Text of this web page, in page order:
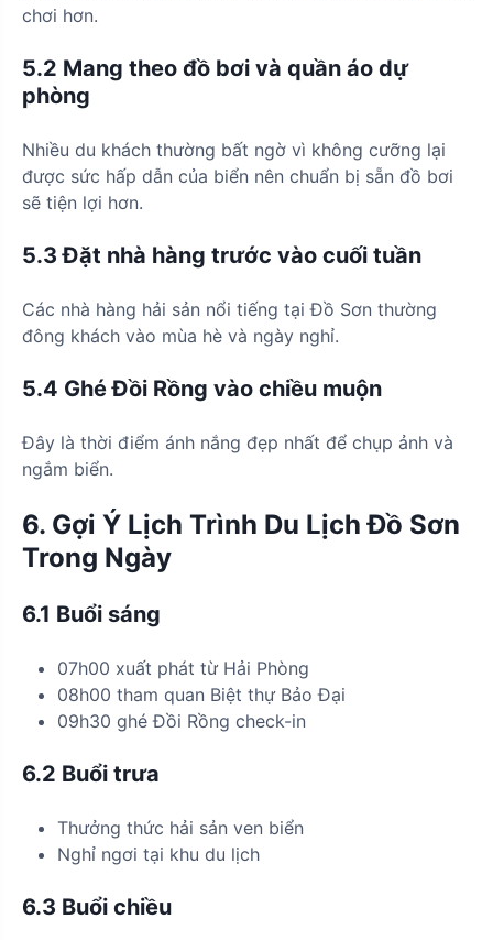
chơi hơn.
5.2 Mang theo đồ bơi và quần áo dự
phòng
Nhiều du khách thường bất ngờ vì không cưỡng lại
được sức hấp dẫn của biển nên chuẩn bị sẵn đồ bơi
sẽ tiện lợi hơn.
5.3 Đặt nhà hàng trước vào cuối tuần
Các nhà hàng hải sản nổi tiếng tại Đồ Sơn thường
đông khách vào mùa hè và ngày nghỉ.
5.4 Ghé Đồi Rồng vào chiều muộn
Đây là thời điểm ánh nắng đẹp nhất để chụp ảnh và
ngắm biển.
6. Gợi Ý Lịch Trình Du Lịch Đồ Sơn
Trong Ngày
6.1 Buổi sáng
07h00 xuất phát từ Hải Phòng
08h00 tham quan Biệt thự Bảo Đại
09h30 ghé Đồi Rồng check-in
6.2 Buổi trưa
Thưởng thức hải sản ven biển
Nghỉ ngơi tại khu du lịch
6.3 Buổi chiều